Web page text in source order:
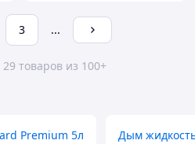
3 ...
товаров из 100+
Premium 5л Дым